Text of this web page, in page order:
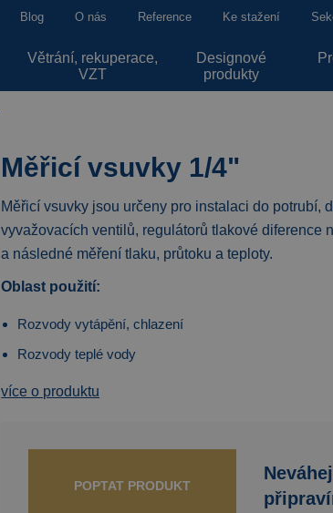
Blog O nás Reference Ke stažení
Větrání, rekuperace,
VZT
Designové
produkty
Měřicí vsuvky 1/4"
Měřicí vsuvky jsou určeny pro instalaci do potrubí,
vyvažovacích ventilů, regulátorů tlakové diference
a následné měření tlaku, průtoku a teploty.
Oblast použití:
Rozvody vytápění, chlazení
Rozvody teplé vody
více o produktu
POPTAT PRODUKT